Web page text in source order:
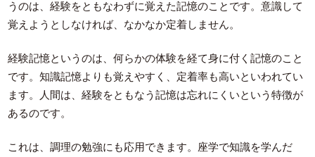
うのは、経験をともなわずに覚えた記憶のことです。意識して
覚えようとしなければ、なかなか定着しません。
経験記憶というのは、何らかの体験を経て身に付く記憶のこと
です。知識記憶よりも覚えやすく、定着率も高いといわれてい
ます。人間は、経験をともなう記憶は忘れにくいという特徴が
あるのです。
これは、調理の勉強にも応用できます。座学で知識を学んだ